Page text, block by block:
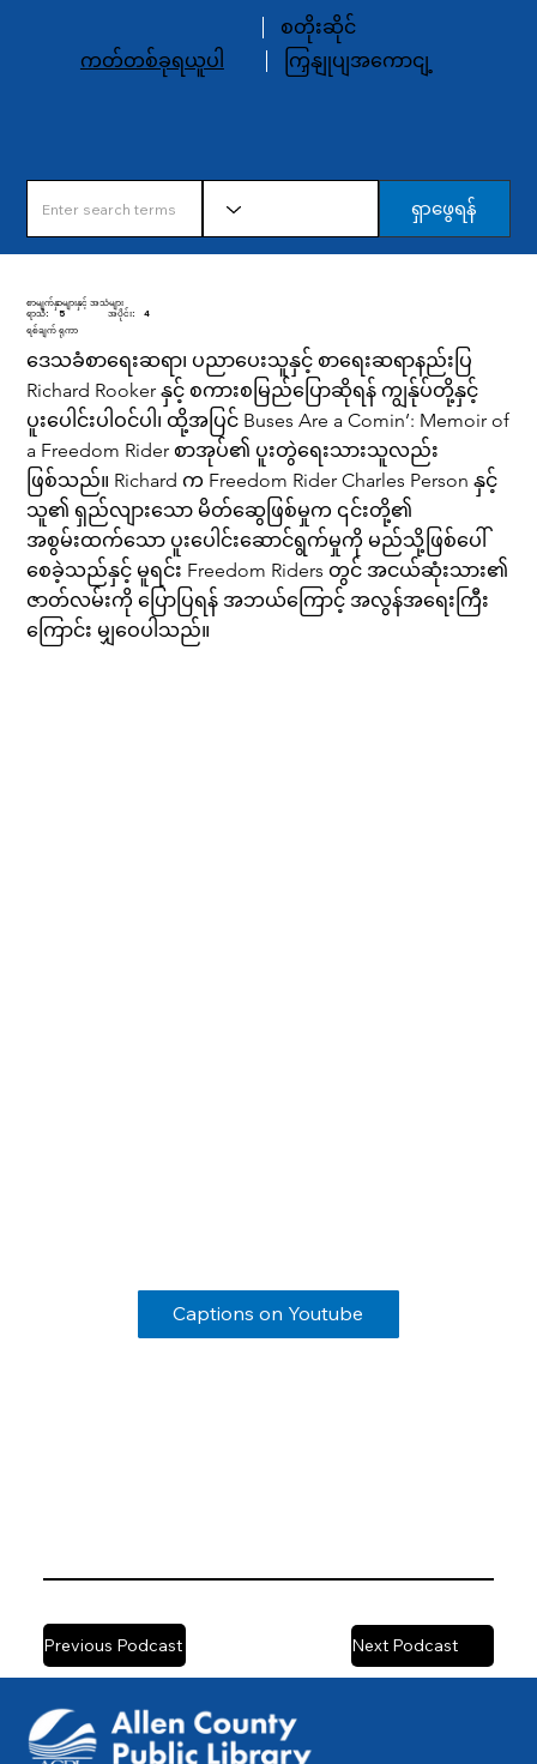
စတိုးဆိုင်
ကတ်တစ်ခုရယူပါ
ကြှနျုပျအကောငျ့
ရှာဖွေရန်
Previous Podcast Next Podcast
စာမျက်နှာများနှင့် အသံများ
ရာသီ:
5 အပိုင်း:
4
ရစ်ချက် ရုကာ
ဒေသခံစာရေးဆရာ၊ ပညာပေးသူနှင့် စာရေးဆရာနည်းပြ
Richard Rooker နှင့် စကားစမြည်ပြောဆိုရန် ကျွန်ုပ်တို့နှင့်
ပူးပေါင်းပါဝင်ပါ၊ ထို့အပြင် Buses Are a Comin’: Memoir of
a Freedom Rider စာအုပ်၏ ပူးတွဲရေးသားသူလည်း
ဖြစ်သည်။ Richard က Freedom Rider Charles Person နှင့်
သူ၏ ရှည်လျားသော မိတ်ဆွေဖြစ်မှုက ၎င်းတို့၏
အစွမ်းထက်သော ပူးပေါင်းဆောင်ရွက်မှုကို မည်သို့ဖြစ်ပေါ်
စေခဲ့သည်နှင့် မူရင်း Freedom Riders တွင် အငယ်ဆုံးသား၏
ဇာတ်လမ်းကို ပြောပြရန် အဘယ်ကြောင့် အလွန်အရေးကြီး
ကြောင်း မျှဝေပါသည်။
Captions on Youtube